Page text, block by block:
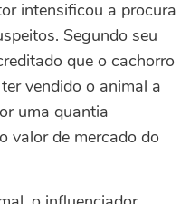
intensificou a procura
Segundo seu
que o cachorro
vendido o animal a
uma quantia
valor de mercado do